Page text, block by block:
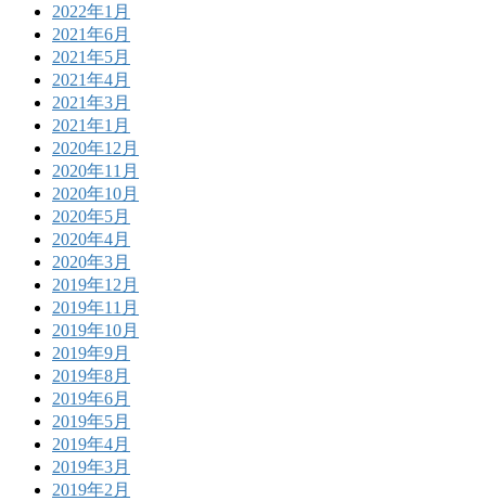
2022年1月
2021年6月
2021年5月
2021年4月
2021年3月
2021年1月
2020年12月
2020年11月
2020年10月
2020年5月
2020年4月
2020年3月
2019年12月
2019年11月
2019年10月
2019年9月
2019年8月
2019年6月
2019年5月
2019年4月
2019年3月
2019年2月